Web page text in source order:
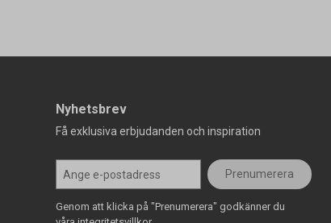
Nyhetsbrev
Få exklusiva erbjudanden och inspiration
Prenumerera
Genom att klicka på "Prenumerera" godkänner du